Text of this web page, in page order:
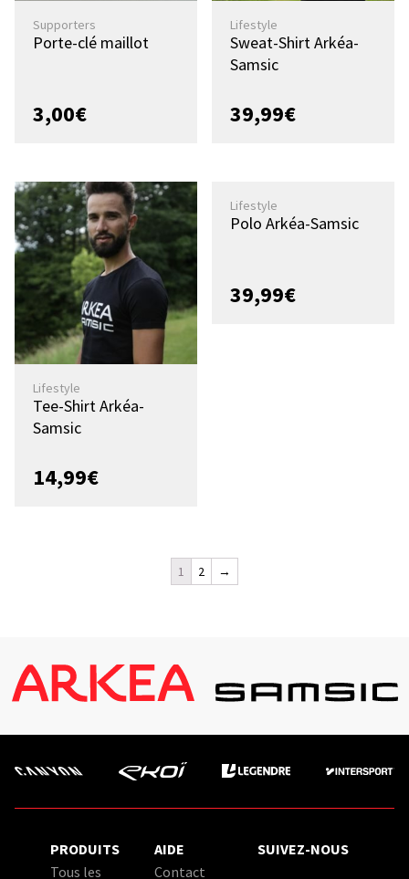
Supporters
Porte-clé maillot
3,00€
Lifestyle
Sweat-Shirt Arkéa-
Samsic
39,99€
Lifestyle
Tee-Shirt Arkéa-
Samsic
14,99€
Lifestyle
Polo Arkéa-Samsic
39,99€
1 2 →
PRODUITS
Tous les
AIDE
Contact
SUIVEZ-NOUS